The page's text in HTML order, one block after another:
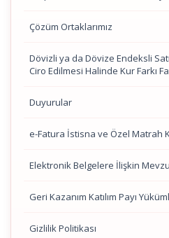
Çözüm Ortaklarımız
Dövizli ya da Dövize Endeksli
Ciro Edilmesi Halinde Kur Farkı
Duyurular
e-Fatura İstisna ve Özel Matrah
Elektronik Belgelere İlişkin
Geri Kazanım Katılım Payı
Gizlilik Politikası